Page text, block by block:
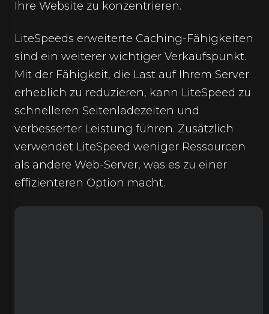
Ihre Website zu konzentrieren.
LiteSpeeds erweiterte Caching-Fähigkeiten
sind ein weiterer wichtiger Verkaufspunkt.
Mit der Fähigkeit, die Last auf Ihrem Server
erheblich zu reduzieren, kann LiteSpeed zu
schnelleren Seitenladezeiten und
verbesserter Leistung führen. Zusätzlich
verwendet LiteSpeed weniger Ressourcen
als andere Web-Server, was es zu einer
effizienteren Option macht.